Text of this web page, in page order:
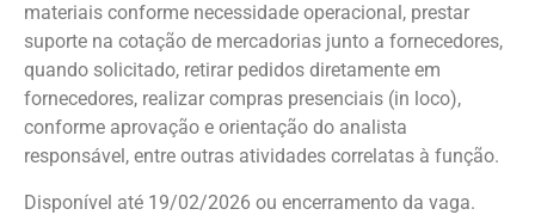
materiais conforme necessidade operacional, prestar
suporte na cotação de mercadorias junto a fornecedores,
quando solicitado, retirar pedidos diretamente em
fornecedores, realizar compras presenciais (in loco),
conforme aprovação e orientação do analista
responsável, entre outras atividades correlatas à função.
Disponível até 19/02/2026 ou encerramento da vaga.